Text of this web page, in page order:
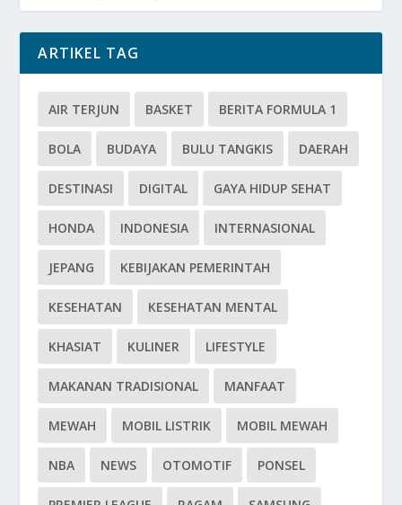
ARTIKEL TAG
AIR TERJUN BASKET BERITA FORMULA 1
BOLA BUDAYA BULU TANGKIS DAERAH
DESTINASI DIGITAL GAYA HIDUP SEHAT
HONDA INDONESIA INTERNASIONAL
JEPANG KEBIJAKAN PEMERINTAH
KESEHATAN KESEHATAN MENTAL
KHASIAT KULINER LIFESTYLE
MAKANAN TRADISIONAL MANFAAT
MEWAH MOBIL LISTRIK MOBIL MEWAH
NBA NEWS OTOMOTIF PONSEL